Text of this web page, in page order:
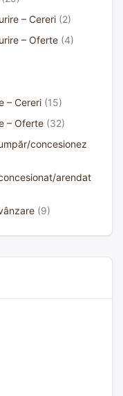
– Cereri (2)
– Oferte (4)
– Cereri (15)
– Oferte (32)
concesionez
arendat
(9)